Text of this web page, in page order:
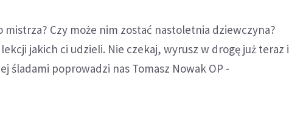
Czy może nim zostać nastoletnia dziewczyna?
jakich ci udzieli. Nie czekaj, wyrusz w drogę już teraz i
śladami poprowadzi nas Tomasz Nowak OP -